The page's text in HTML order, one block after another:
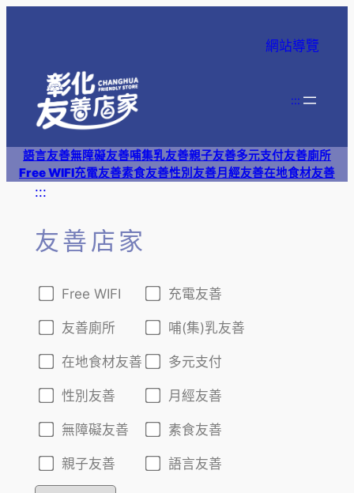
網站導覽
:::
語言友善無障礙友善哺集乳友善親子友善多元支付友善廁所
Free WIFI充電友善素食友善性別友善月經友善在地食材友善
:::
友善店家
Free WIFI 充電友善
友善廁所 哺(集)乳友善
在地食材友善 多元支付
性別友善 月經友善
無障礙友善 素食友善
親子友善 語言友善